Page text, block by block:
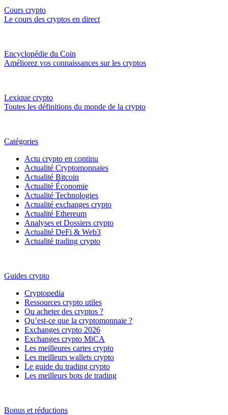
Cours crypto
Le cours des cryptos en direct
Encyclopédie du Coin
Améliorez vos connaissances sur les cryptos
Lexique crypto
Toutes les définitions du monde de la crypto
Catégories
Actu crypto en continu
Actualité Cryptomonnaies
Actualité Bitcoin
Actualité Économie
Actualité Technologies
Actualité exchanges crypto
Actualité Ethereum
Analyses et Dossiers crypto
Actualité DeFi & Web3
Actualité trading crypto
Guides crypto
Cryptopedia
Ressources crypto utiles
Ou acheter des cryptos ?
Qu’est-ce que la cryptomonnaie ?
Exchanges crypto 2026
Exchanges crypto MiCA
Les meilleures cartes crypto
Les meilleurs wallets crypto
Le guide du trading crypto
Les meilleurs bots de trading
Bonus et réductions